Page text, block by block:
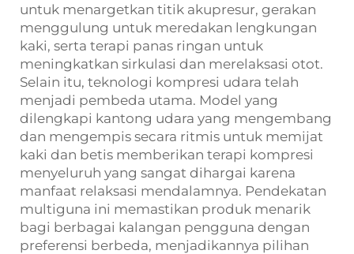
untuk menargetkan titik akupresur, gerakan
menggulung untuk meredakan lengkungan
kaki, serta terapi panas ringan untuk
meningkatkan sirkulasi dan merelaksasi otot.
Selain itu, teknologi kompresi udara telah
menjadi pembeda utama. Model yang
dilengkapi kantong udara yang mengembang
dan mengempis secara ritmis untuk memijat
kaki dan betis memberikan terapi kompresi
menyeluruh yang sangat dihargai karena
manfaat relaksasi mendalamnya. Pendekatan
multiguna ini memastikan produk menarik
bagi berbagai kalangan pengguna dengan
preferensi berbeda, menjadikannya pilihan